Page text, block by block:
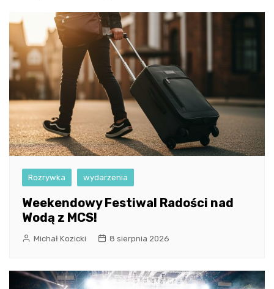
Rozrywka wydarzenia
Weekendowy Festiwal Radości nad
Wodą z MCS!
Michał Kozicki 8 sierpnia 2026